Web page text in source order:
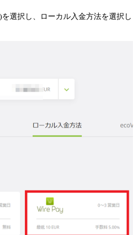
選択し、ローカル入金方法を選択し